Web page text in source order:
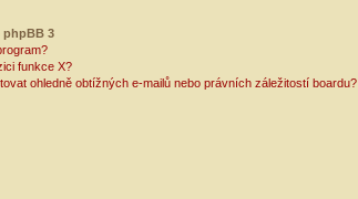
3
funkce X?
ohledně obtížných e-mailů nebo právních záležitostí boardu?